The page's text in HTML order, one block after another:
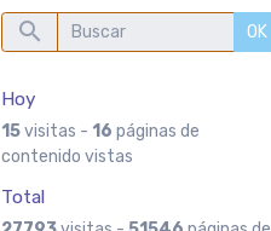
OK
Hoy
15visitas - 16 páginas de
contenido vistas
Total